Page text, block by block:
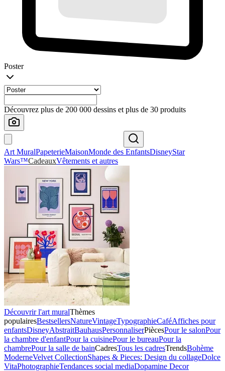
Poster
Découvrez plus de 200 000 dessins et plus de 30 produits
Art MuralPapeterieMaisonMonde des EnfantsDisneyStar
Wars™CadeauxVêtements et autres
Découvrir l'art muralThèmes
populairesBestsellersNatureVintageTypographieCaféAffiches pour
enfantsDisneyAbstraitBauhausPersonnaliserPiècesPour le salonPour
la chambre d'enfantPour la cuisinePour le bureauPour la
chambrePour la salle de bainCadresTous les cadresTrendsBohème
ModerneVelvet CollectionShapes & Pieces: Design du collageDolce
VitaPhotographieTendances social mediaDopamine Decor